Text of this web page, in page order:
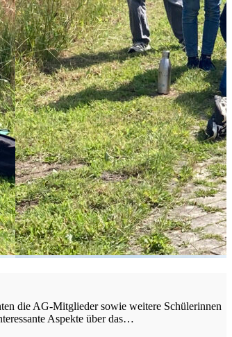
die AG-Mitglieder sowie weitere Schülerinnen
Aspekte über das…